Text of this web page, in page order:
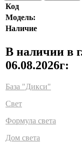
Код
Модель:
Наличие
В наличии в
06.08.2026г:
База "Дикси"
Свет
Формула света
Дом света